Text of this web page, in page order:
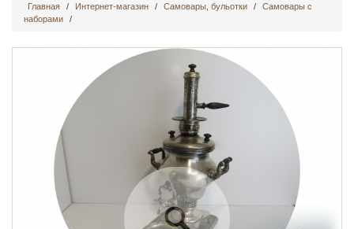
Главная / Интернет-магазин / Самовары, бульотки /
Самовары с
наборами
/